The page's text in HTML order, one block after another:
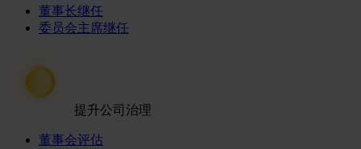
董事长继任
委员会主席继任
提升公司治理
董事会评估